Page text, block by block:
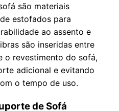
são materiais
estofados para
ao assento e
são inseridas entre
o revestimento do sofá,
adicional e evitando
o tempo de uso.
de Sofá